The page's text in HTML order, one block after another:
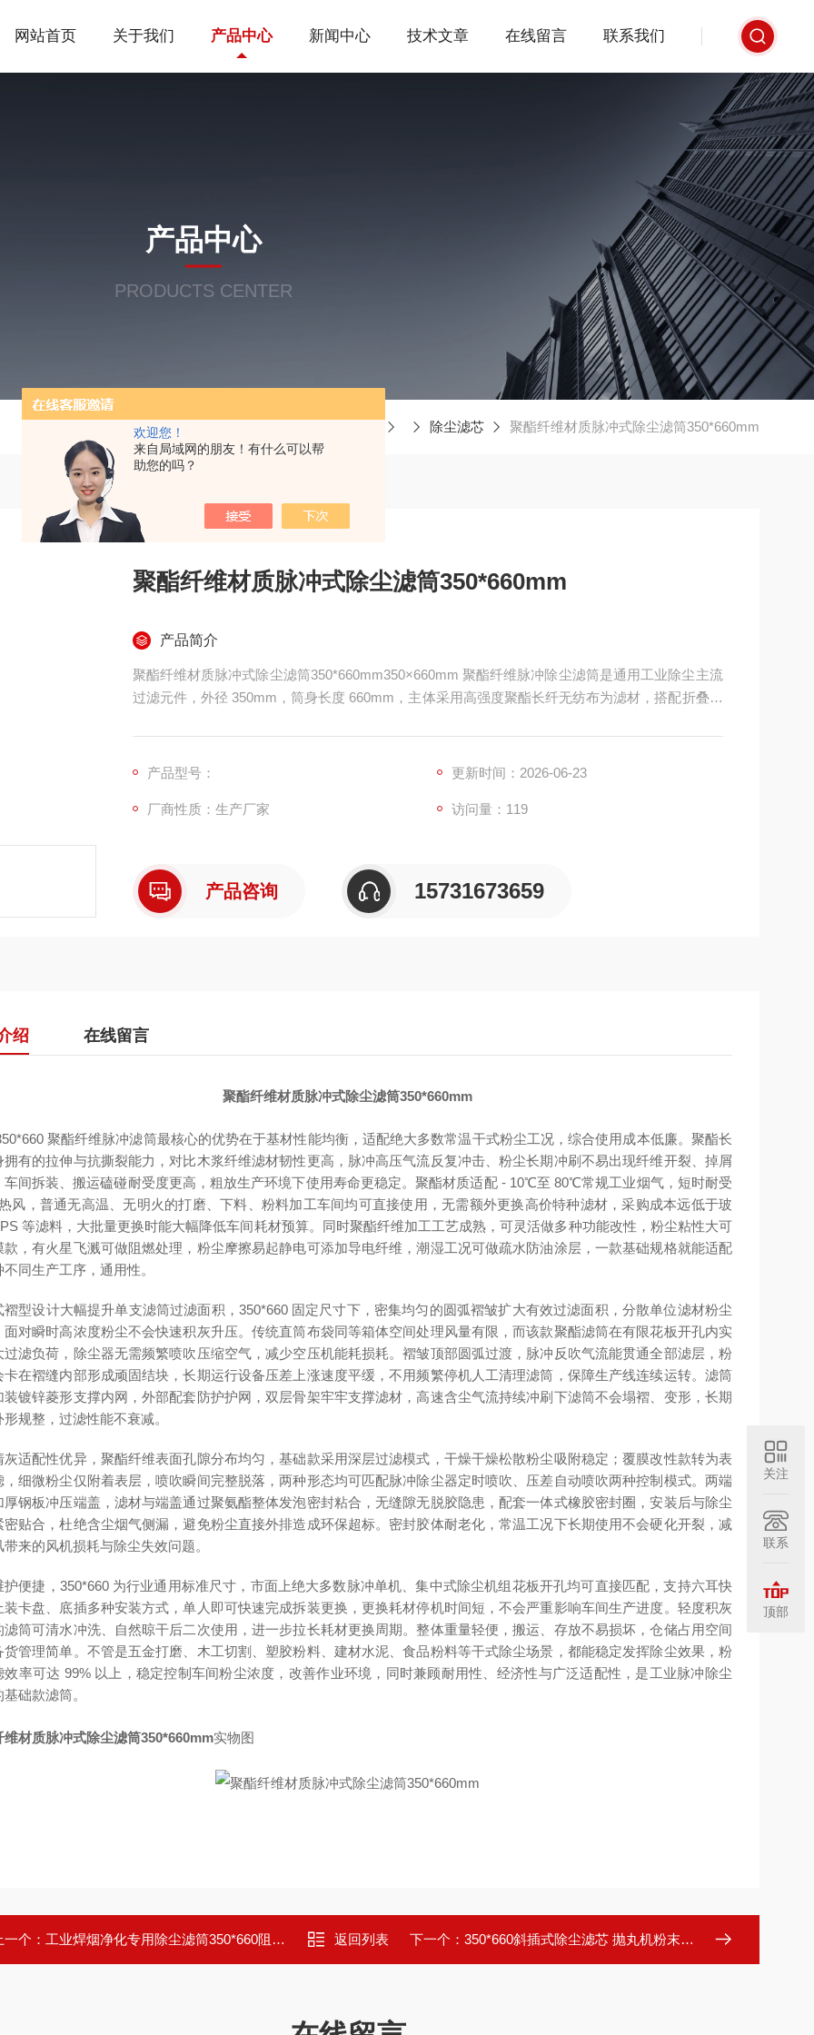
欢迎您！
来自局域网的朋友！有什么可以帮
助您的吗？
网站首页 关于我们 产品中心 新闻中心 技术文章 在线留言 联系我们
产品中心
PRODUCTS CENTER
除尘滤芯 聚酯纤维材质脉冲式除尘滤筒350*660mm
聚酯纤维材质脉冲式除尘滤筒350*660mm
产品简介
聚酯纤维材质脉冲式除尘滤筒350*660mm350×660mm 聚酯纤维脉冲除尘滤筒是通用工业除尘主流
过滤元件，外径 350mm，筒身长度 660mm，主体采用高强度聚酯长纤无纺布为滤材，搭配折叠褶
产品型号：
更新时间：2026-06-23
厂商性质：生产厂家 访问量：119
产品咨询 15731673659
绍 在线留言
聚酯纤维材质脉冲式除尘滤筒350*660mm
聚酯纤维脉冲滤筒最核心的优势在于基材性能均衡，适配绝大多数常温干式粉尘工况，综合使用成本低廉。聚酯长
拥有的拉伸与抗撕裂能力，对比木浆纤维滤材韧性更高，脉冲高压气流反复冲击、粉尘长期冲刷不易出现纤维开裂、掉屑
车间拆装、搬运磕碰耐受度更高，粗放生产环境下使用寿命更稳定。聚酯材质适配 - 10℃至 80℃常规工业烟气，短时耐受
风，普通无高温、无明火的打磨、下料、粉料加工车间均可直接使用，无需额外更换高价特种滤材，采购成本远低于玻
等滤料，大批量更换时能大幅降低车间耗材预算。同时聚酯纤维加工工艺成熟，可灵活做多种功能改性，粉尘粘性大可
款，有火星飞溅可做阻燃处理，粉尘摩擦易起静电可添加导电纤维，潮湿工况可做疏水防油涂层，一款基础规格就能适配
同生产工序，通用性。
褶型设计大幅提升单支滤筒过滤面积，350*660 固定尺寸下，密集均匀的圆弧褶皱扩大有效过滤面积，分散单位滤材粉尘
面对瞬时高浓度粉尘不会快速积灰升压。传统直筒布袋同等箱体空间处理风量有限，而该款聚酯滤筒在有限花板开孔内实
过滤负荷，除尘器无需频繁喷吹压缩空气，减少空压机能耗损耗。褶皱顶部圆弧过渡，脉冲反吹气流能贯通全部滤层，粉
卡在褶缝内部形成顽固结块，长期运行设备压差上涨速度平缓，不用频繁停机人工清理滤筒，保障生产线连续运转。滤筒
装镀锌菱形支撑内网，外部配套防护护网，双层骨架牢牢支撑滤材，高速含尘气流持续冲刷下滤筒不会塌褶、变形，长期
规整，过滤性能不衰减。
灰适配性优异，聚酯纤维表面孔隙分布均匀，基础款采用深层过滤模式，干燥干燥松散粉尘吸附稳定；覆膜改性款转为表
，细微粉尘仅附着表层，喷吹瞬间完整脱落，两种形态均可匹配脉冲除尘器定时喷吹、压差自动喷吹两种控制模式。两端
厚钢板冲压端盖，滤材与端盖通过聚氨酯整体发泡密封粘合，无缝隙无脱胶隐患，配套一体式橡胶密封圈，安装后与除尘
密贴合，杜绝含尘烟气侧漏，避免粉尘直接外排造成环保超标。密封胶体耐老化，常温工况下长期使用不会硬化开裂，减
来的风机损耗与除尘失效问题。
护便捷，350*660 为行业通用标准尺寸，市面上绝大多数脉冲单机、集中式除尘机组花板开孔均可直接匹配，支持六耳快
装卡盘、底插多种安装方式，单人即可快速完成拆装更换，更换耗材停机时间短，不会严重影响车间生产进度。轻度积灰
滤筒可清水冲洗、自然晾干后二次使用，进一步拉长耗材更换周期。整体重量轻便，搬运、存放不易损坏，仓储占用空间
货管理简单。不管是五金打磨、木工切割、塑胶粉料、建材水泥、食品粉料等干式除尘场景，都能稳定发挥除尘效果，粉
效率可达 99% 以上，稳定控制车间粉尘浓度，改善作业环境，同时兼顾耐用性、经济性与广泛适配性，是工业脉冲除尘
础款滤筒。
维材质脉冲式除尘滤筒350*660mm实物图
一个： 工业焊烟净化专用除尘滤筒350*660阻燃覆膜 返回列表 下一个： 350*660斜插式除尘滤芯 抛丸机粉末回收
关注
联系
顶部